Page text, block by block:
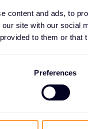
content and ads, to
site with our social
to them or
Preferences
ali